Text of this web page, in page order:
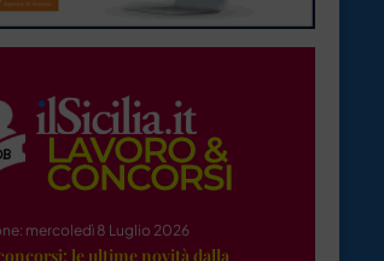
mercoledì 8 Luglio 2026
le ultime novità dalla